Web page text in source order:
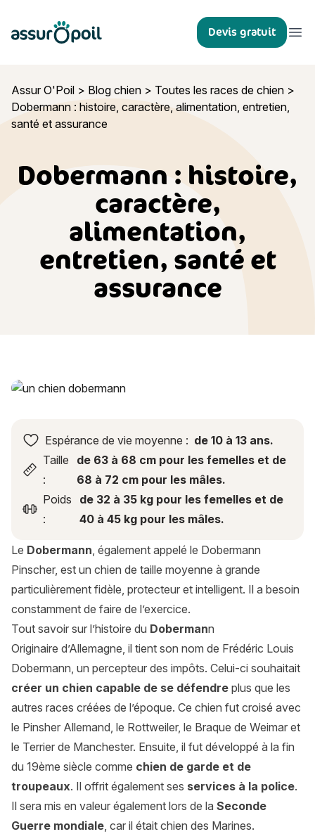
Assur O'Poil Devis gratuit
Assur O'Poil > Blog chien > Toutes les races de chien >
Dobermann : histoire, caractère, alimentation, entretien,
santé et assurance
Dobermann : histoire,
caractère,
alimentation,
entretien, santé et
assurance
Dobermann : histoire, caractère, alimentation, entretien,
Espérance de vie moyenne : de 10 à 13 ans.
Taille
:
de 63 à 68 cm pour les femelles et de
68 à 72 cm pour les mâles.
Poids
:
de 32 à 35 kg pour les femelles et de
40 à 45 kg pour les mâles.
Le Dobermann, également appelé le Dobermann
Pinscher, est un chien de taille moyenne à grande
particulièrement fidèle, protecteur et intelligent. Il a besoin
constamment de faire de l’exercice.
Tout savoir sur l’histoire du Dobermann
Originaire d’Allemagne, il tient son nom de Frédéric Louis
Dobermann, un percepteur des impôts. Celui-ci souhaitait
créer un chien capable de se défendre plus que les
autres races créées de l’époque. Ce chien fut croisé avec
le Pinsher Allemand, le Rottweiler, le Braque de Weimar et
le Terrier de Manchester. Ensuite, il fut développé à la fin
du 19ème siècle comme chien de garde et de
troupeaux. Il offrit également ses services à la police.
Il sera mis en valeur également lors de la Seconde
Guerre mondiale, car il était chien des Marines.